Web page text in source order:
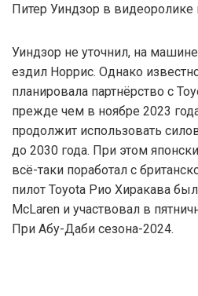
Питер Уиндзор в видеоролике
Уиндзор не уточнил, на
ездил Норрис. Однако
планировала партнёрство с
прежде чем в ноябре 2023
продолжит использовать
до 2030 года. При этом
всё-таки поработал с
пилот Toyota Рио Хиракава
McLaren и участвовал в
При Абу-Даби сезона-2024.